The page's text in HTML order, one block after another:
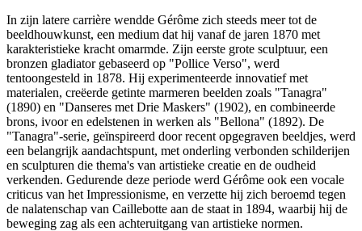
In zijn latere carrière wendde Gérôme zich steeds meer tot de
beeldhouwkunst, een medium dat hij vanaf de jaren 1870 met
karakteristieke kracht omarmde. Zijn eerste grote sculptuur, een
bronzen gladiator gebaseerd op "Pollice Verso", werd
tentoongesteld in 1878. Hij experimenteerde innovatief met
materialen, creëerde getinte marmeren beelden zoals "Tanagra"
(1890) en "Danseres met Drie Maskers" (1902), en combineerde
brons, ivoor en edelstenen in werken als "Bellona" (1892). De
"Tanagra"-serie, geïnspireerd door recent opgegraven beeldjes, werd
een belangrijk aandachtspunt, met onderling verbonden schilderijen
en sculpturen die thema's van artistieke creatie en de oudheid
verkenden. Gedurende deze periode werd Gérôme ook een vocale
criticus van het Impressionisme, en verzette hij zich beroemd tegen
de nalatenschap van Caillebotte aan de staat in 1894, waarbij hij de
beweging zag als een achteruitgang van artistieke normen.